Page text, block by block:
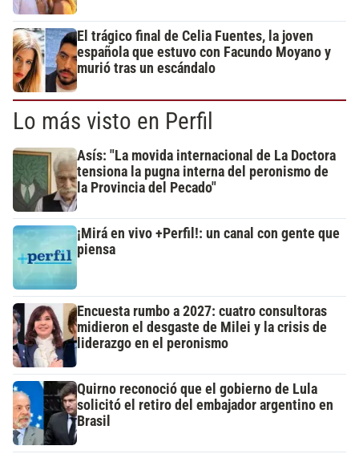
El trágico final de Celia Fuentes, la joven
española que estuvo con Facundo Moyano y
murió tras un escándalo
Lo más visto en Perfil
Asís: "La movida internacional de La Doctora
tensiona la pugna interna del peronismo de
la Provincia del Pecado"
¡Mirá en vivo +Perfil!: un canal con gente que
piensa
Encuesta rumbo a 2027: cuatro consultoras
midieron el desgaste de Milei y la crisis de
liderazgo en el peronismo
Quirno reconoció que el gobierno de Lula
solicitó el retiro del embajador argentino en
Brasil